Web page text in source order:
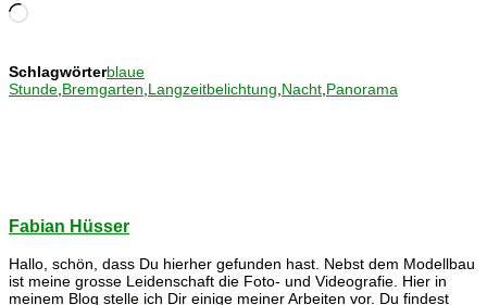
Wird
Schlagwörterblaue
Stunde Bremgarten Langzeitbelichtung Nacht Panorama
Fabian Hüsser
Hallo, schön, dass Du hierher gefunden hast. Nebst dem Modellbau
ist meine grosse Leidenschaft die Foto- und Videografie. Hier in
meinem Blog stelle ich Dir einige meiner Arbeiten vor. Du findest